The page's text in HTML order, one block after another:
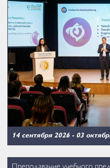
14 сентября 2026 - 03